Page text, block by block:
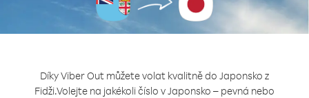
Díky Viber Out můžete volat kvalitně do Japonsko z
Fidži.Volejte na jakékoli číslo v Japonsko – pevná nebo